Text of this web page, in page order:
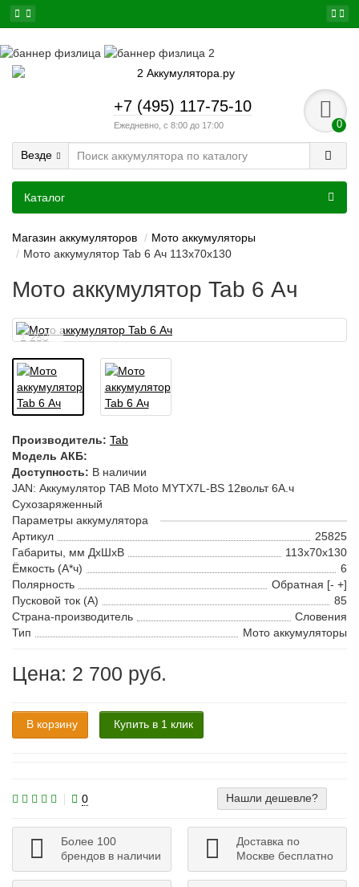
+7 (495) 117-75-10
Ежедневно, с 8:00 до 17:00 0
Везде
Каталог
Магазин аккумуляторов
Мото аккумуляторы
Мото аккумулятор Tab 6 Ач 113x70x130
Мото аккумулятор Tab 6 Ач
1 250
Производитель: Tab
Модель АКБ:
Доступность: В наличии
JAN: Аккумулятор TAB Moto MYTX7L-BS 12вольт 6А.ч
Cухозаряженный
Параметры аккумулятора
Артикул
25825
Габариты, мм ДхШхВ
113x70x130
Ёмкость (А*ч)
6
Полярность
Обратная [- +]
Пусковой ток (А)
85
Страна-производитель
Словения
Тип
Мото аккумуляторы
Цена: 2 700 руб.
В корзину Купить в 1 клик
0 Нашли дешевле?
Более 100
брендов в наличии
Доставка по
Москве бесплатно